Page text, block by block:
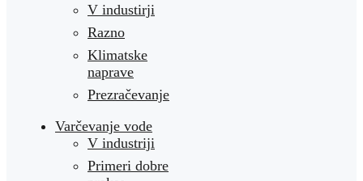
V industirji
Razno
Klimatske
naprave
Prezračevanje
Varčevanje vode
V industriji
Primeri dobre